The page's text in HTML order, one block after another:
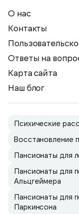
О нас
Контакты
Ответы на
Карта сайта
Наш блог
Психические
Восстановление
Пансионаты для
Пансионаты для
Альцгеймера
Пансионаты для
Паркинсона